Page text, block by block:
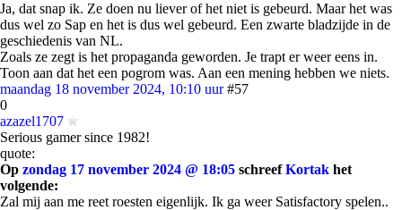
Ja, dat snap ik. Ze doen nu liever of het niet is gebeurd. Maar het was
dus wel zo Sap en het is dus wel gebeurd. Een zwarte bladzijde in de
geschiedenis van NL.
Zoals ze zegt is het propaganda geworden. Je trapt er weer eens in.
Toon aan dat het een pogrom was. Aan een mening hebben we niets.
maandag 18 november 2024, 10:10 uur #57
0
azazel1707
Serious gamer since 1982!
quote:
Op zondag 17 november 2024 @ 18:05 schreefKortak het
volgende:
Zal mij aan me reet roesten eigenlijk. Ik ga weer Satisfactory spelen..